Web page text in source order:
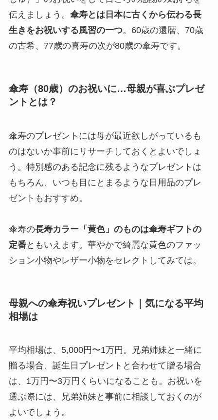
伝えましょう。 傘寿とは日本に古くから伝わる長
生きをお祝いする風習の一つ。60歳の還暦、70歳
の古希、77歳の喜寿の次が80歳の傘寿です。
傘寿（80歳）のお祝いに…母親が喜ぶプレゼ
ントとは？
傘寿のプレゼントには母が最近欲しがっているも
のはないか事前にリサーチしておくとよいでしょ
う。特別感のある記念に残るようなプレゼントは
もちろん、いつも目にとまるような日用品のプレ
ゼントもおすすめ。
傘寿の長寿カラー「黄色」のものは傘寿ギフトの
定番ともいえます。華やかで綺麗な黄色のファッ
ション小物やレザー小物をセレクトしてみては。
母親への傘寿祝いプレゼント｜気になる平均
相場は
平均相場は、5,000円〜1万円。兄弟姉妹と一緒に
贈る場合、誕生日プレゼントと合わせて贈る場合
は、1万円〜3万円くらいになることも。お祝いを
選ぶ際には、兄弟姉妹と事前に相談しておくのが
よいでしょう。